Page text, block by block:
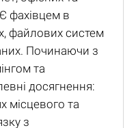
фахівцем в
файлових систем
Починаючи з
та
досягнення:
місцевого та
з